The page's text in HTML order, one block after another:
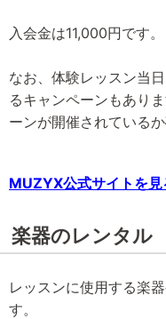
入会金は11,000円です。
なお、体験レッスン当
るキャンペーンもあり
ーンが開催されているか
MUZYX公式サイトを
楽器のレンタル
レッスンに使用する楽
す。